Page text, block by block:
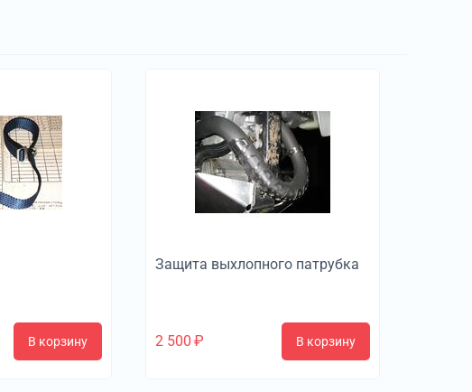
В корзину
Защита выхлопного патрубка
2 500 ₽ В корзину